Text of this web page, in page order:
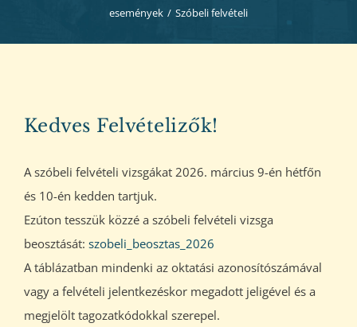
Dokumentumokesemények / Szóbeli felvételi
Kedves Felvételizők!
A szóbeli felvételi vizsgákat 2026. március 9-én hétfőn
és 10-én kedden tartjuk.
Ezúton tesszük közzé a szóbeli felvételi vizsga
beosztását: szobeli_beosztas_2026
A táblázatban mindenki az oktatási azonosítószámával
vagy a felvételi jelentkezéskor megadott jeligével és a
megjelölt tagozatkódokkal szerepel.